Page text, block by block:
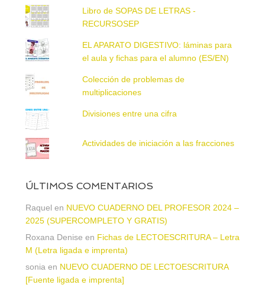
Libro de SOPAS DE LETRAS -
RECURSOSEP
EL APARATO DIGESTIVO: láminas para
el aula y fichas para el alumno (ES/EN)
Colección de problemas de
multiplicaciones
Divisiones entre una cifra
Actividades de iniciación a las fracciones
ÚLTIMOS COMENTARIOS
Raquel en NUEVO CUADERNO DEL PROFESOR 2024 –
2025 (SUPERCOMPLETO Y GRATIS)
Roxana Denise en Fichas de LECTOESCRITURA – Letra
M (Letra ligada e imprenta)
sonia en NUEVO CUADERNO DE LECTOESCRITURA
[Fuente ligada e imprenta]